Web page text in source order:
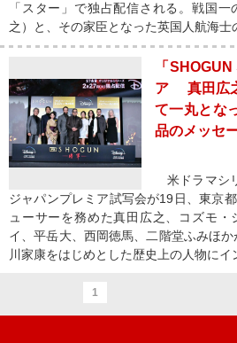
「スター」で独占配信される。戦国
之）と、その家臣となった英国人航海士
「
ア 真田広
て一丸とな
品のメッセ
米ドラマシ
ジャパンプレミア試写会が19日、東京
ューサーを務めた真田広之、コズモ・
イ、平岳大、西岡徳馬、二階堂ふみほ
川家康をはじめとした歴史上の人物にイ
1